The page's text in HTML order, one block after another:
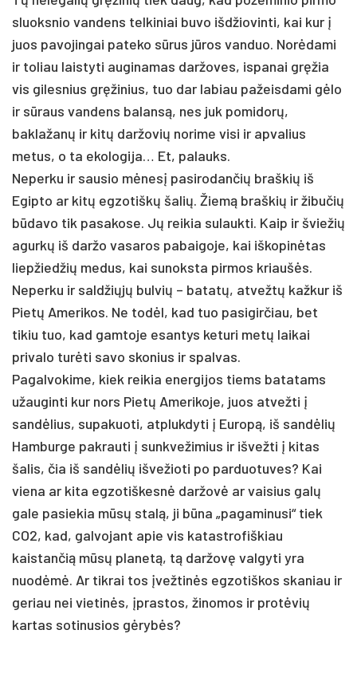
sluoksnio vandens telkiniai buvo išdžiovinti, kai kur į
juos pavojingai pateko sūrus jūros vanduo. Norėdami
ir toliau laistyti auginamas daržoves, ispanai gręžia
vis gilesnius gręžinius, tuo dar labiau pažeisdami gėlo
ir sūraus vandens balansą, nes juk pomidorų,
baklažanų ir kitų daržovių norime visi ir apvalius
metus, o ta ekologija… Et, palauks.
Neperku ir sausio mėnesį pasirodančių braškių iš
Egipto ar kitų egzotiškų šalių. Žiemą braškių ir žibučių
būdavo tik pasakose. Jų reikia sulaukti. Kaip ir šviežių
agurkų iš daržo vasaros pabaigoje, kai iškopinėtas
liepžiedžių medus, kai sunoksta pirmos kriaušės.
Neperku ir saldžiųjų bulvių – batatų, atvežtų kažkur iš
Pietų Amerikos. Ne todėl, kad tuo pasigirčiau, bet
tikiu tuo, kad gamtoje esantys keturi metų laikai
privalo turėti savo skonius ir spalvas.
Pagalvokime, kiek reikia energijos tiems batatams
užauginti kur nors Pietų Amerikoje, juos atvežti į
sandėlius, supakuoti, atplukdyti į Europą, iš sandėlių
Hamburge pakrauti į sunkvežimius ir išvežti į kitas
šalis, čia iš sandėlių išvežioti po parduotuves? Kai
viena ar kita egzotiškesnė daržovė ar vaisius galų
gale pasiekia mūsų stalą, ji būna „pagaminusi“ tiek
CO2, kad, galvojant apie vis katastrofiškiau
kaistančią mūsų planetą, tą daržovę valgyti yra
nuodėmė. Ar tikrai tos įvežtinės egzotiškos skaniau ir
geriau nei vietinės, įprastos, žinomos ir protėvių
kartas sotinusios gėrybės?